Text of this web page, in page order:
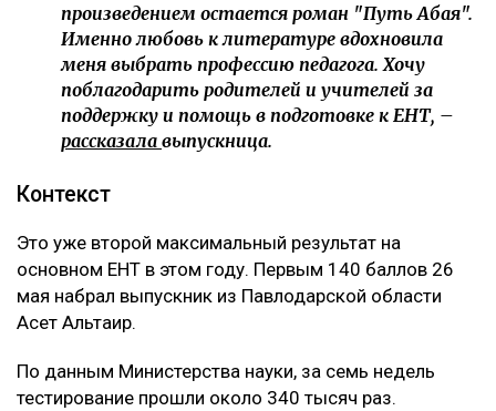
произведением остается роман "Путь Абая".
Именно любовь к литературе вдохновила
меня выбрать профессию педагога. Хочу
поблагодарить родителей и учителей за
поддержку и помощь в подготовке к ЕНТ, –
рассказала выпускница.
Контекст
Это уже второй максимальный результат на
основном ЕНТ в этом году. Первым 140 баллов 26
мая набрал выпускник из Павлодарской области
Асет Альтаир.
По данным Министерства науки, за семь недель
тестирование прошли около 340 тысяч раз.